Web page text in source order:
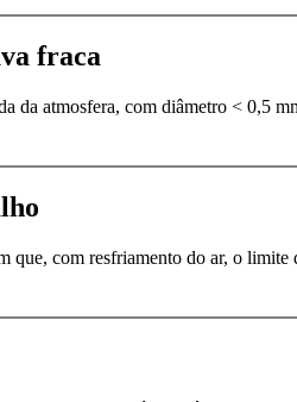
fraca
da atmosfera, com diâmetro < 0,5
que, com resfriamento do ar, o